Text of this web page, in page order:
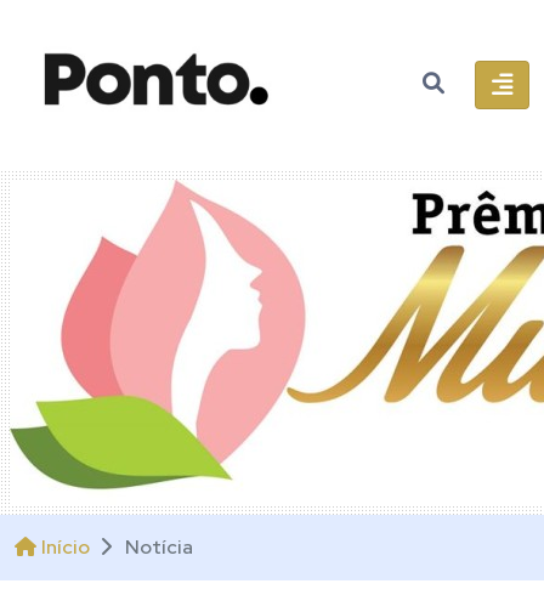
Início Notícia